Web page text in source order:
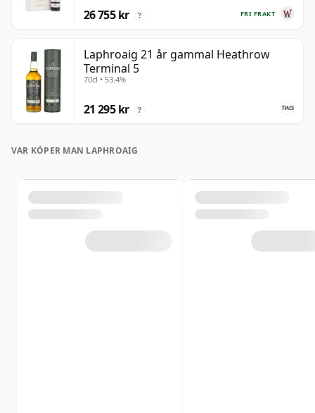
FRI FRAKT
26 755 kr ?
Laphroaig 21 år gammal Heathrow
Terminal 5
70cl • 53.4%
21 295 kr ?
VAR KÖPER MAN LAPHROAIG